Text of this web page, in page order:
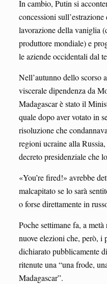
In cambio, Putin si
concessioni
lavorazione della vaniglia
produttore mondiale) e
le aziende occidentali dal
Nell’autunno dello scorso
viscerale dipendenza da
Madagascar è stato il
quale dopo aver votato in
risoluzione che
regioni ucraine alla
decreto presidenziale che
«You’re fired!» avrebbe
malcapitato se lo sarà
o forse direttamente in
Poche settimane fa, a
nuove elezioni che, però, i
dichiarato pubblicamente
ritenute una “una frode,
Madagascar”.